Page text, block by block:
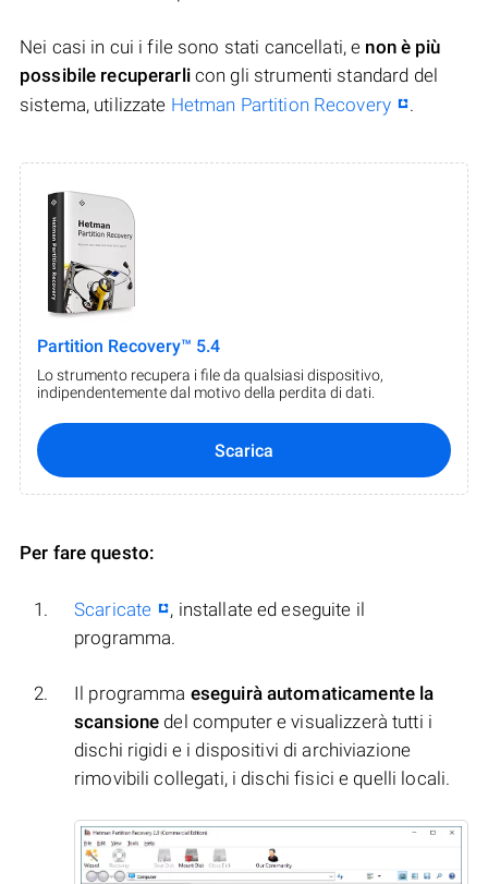
Nei casi in cui i file sono stati cancellati, e non è più
possibile recuperarlicon gli strumenti standard del
sistema, utilizzate Hetman Partition Recovery .
Partition Recovery™ 5.4
Lo strumento recupera i file da qualsiasi dispositivo,
indipendentemente dal motivo della perdita di dati.
Scarica
Per fare questo:
Scaricate
, installate ed eseguite il
programma.
Il programma eseguirà automaticamente la
scansione del computer e visualizzerà tutti i
dischi rigidi e i dispositivi di archiviazione
rimovibili collegati, i dischi fisici e quelli locali.